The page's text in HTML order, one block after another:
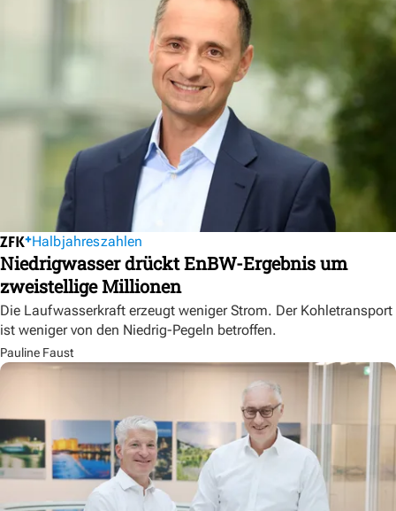
Halbjahreszahlen
Niedrigwasser drückt EnBW-Ergebnis um
zweistellige Millionen
Die Laufwasserkraft erzeugt weniger Strom. Der Kohletransport
ist weniger von den Niedrig-Pegeln betroffen.
Pauline Faust